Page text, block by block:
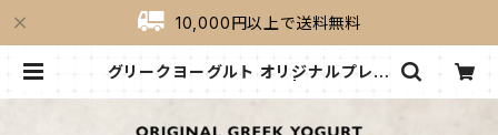
10,000円以上で送料無料
グリークヨーグルト オリジナルプレー
インショップ